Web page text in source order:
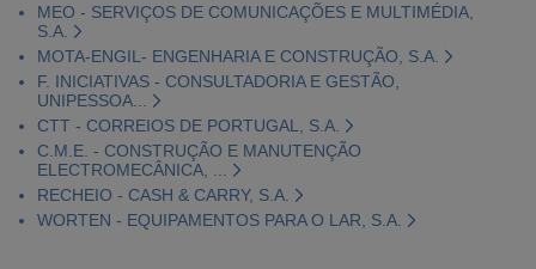
MEO - SERVIÇOS DE COMUNICAÇÕES E MULTIMÉDIA,
S.A.
MOTA-ENGIL- ENGENHARIA E CONSTRUÇÃO, S.A.
F. INICIATIVAS - CONSULTADORIA E GESTÃO,
UNIPESSOA...
CTT - CORREIOS DE PORTUGAL, S.A.
C.M.E. - CONSTRUÇÃO E MANUTENÇÃO
ELECTROMECÂNICA, ...
RECHEIO - CASH & CARRY, S.A.
WORTEN - EQUIPAMENTOS PARA O LAR, S.A.